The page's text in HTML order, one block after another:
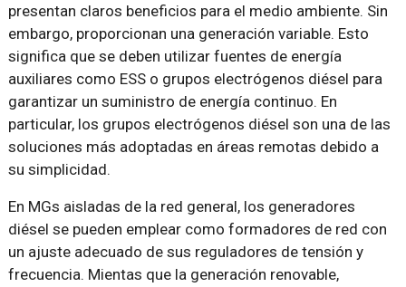
presentan claros beneficios para el medio ambiente. Sin
embargo, proporcionan una generación variable. Esto
significa que se deben utilizar fuentes de energía
auxiliares como ESS o grupos electrógenos diésel para
garantizar un suministro de energía continuo. En
particular, los grupos electrógenos diésel son una de las
soluciones más adoptadas en áreas remotas debido a
su simplicidad.
En MGs aisladas de la red general, los generadores
diésel se pueden emplear como formadores de red con
un ajuste adecuado de sus reguladores de tensión y
frecuencia. Mientas que la generación renovable,